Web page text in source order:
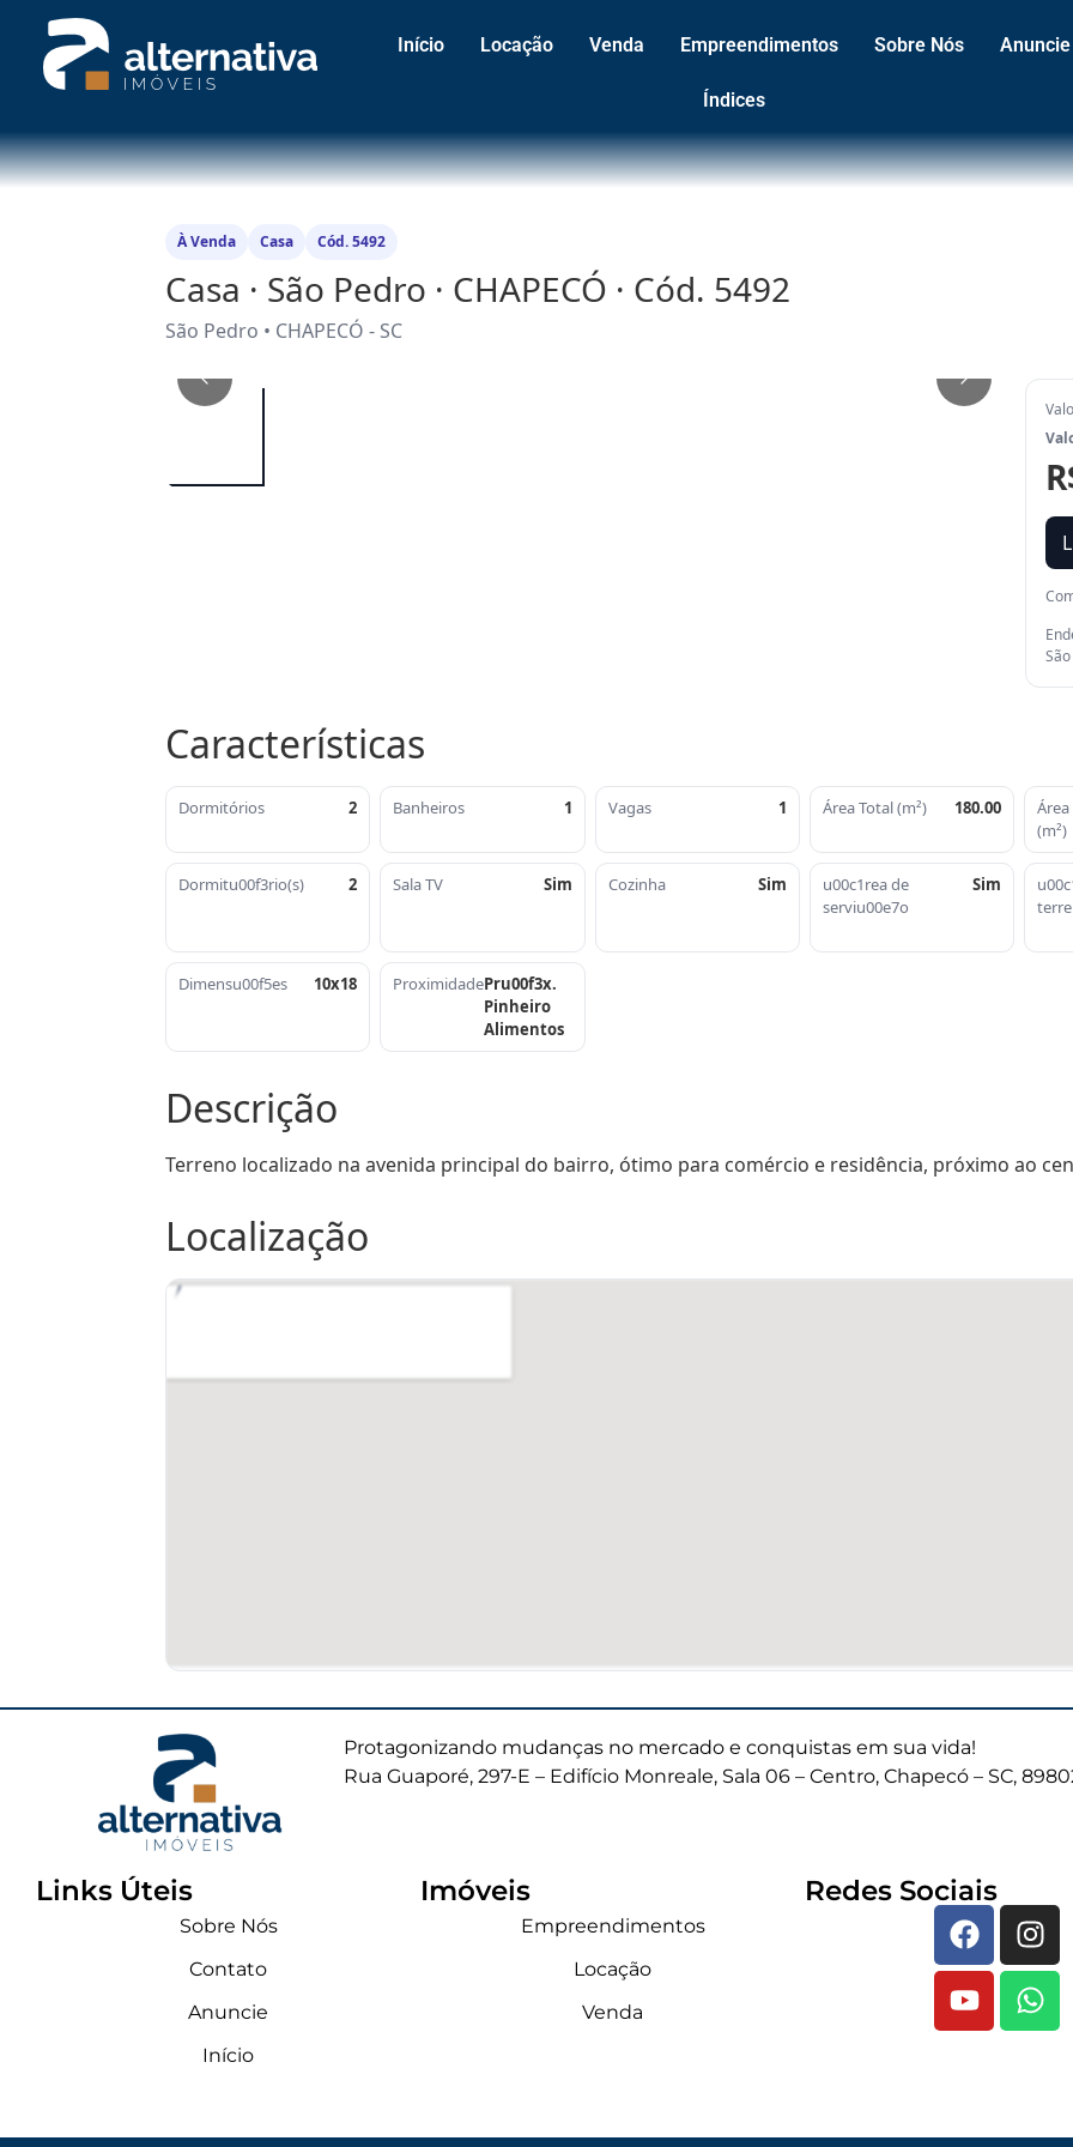
Início Locação Venda Empreendimentos Sobre Nós Anuncie
Índices
À Venda Casa Cód. 5492
Casa · São Pedro · CHAPECÓ · Cód. 5492
São Pedro • CHAPECÓ - SC
Características
Dormitórios 2 Banheiros 1 Vagas 1 Área Total (m²) 180.00
(m²)
Dormitu00f3rio(s) 2 Sala TV Sim Cozinha Sim
u00c1rea de
serviu00e7o
Sim
Dimensu00f5es 10x18 ProximidadePru00f3x.
Pinheiro
Alimentos
Descrição
Terreno localizado na avenida principal do bairro, ótimo para comércio e residência, próximo ao
Localização
Protagonizando mudanças no mercado e conquistas em sua vida!
Rua Guaporé, 297-E – Edifício Monreale, Sala 06 – Centro, Chapecó – SC,
Links Úteis
Sobre Nós
Contato
Anuncie
Início
Imóveis
Empreendimentos
Locação
Venda
Redes Sociais